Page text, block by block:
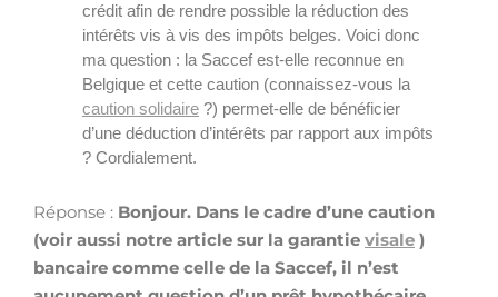
crédit afin de rendre possible la réduction des
intérêts vis à vis des impôts belges. Voici donc
ma question : la Saccef est-elle reconnue en
Belgique et cette caution (connaissez-vous la
caution solidaire ?) permet-elle de bénéficier
d’une déduction d’intérêts par rapport aux impôts
? Cordialement.
Réponse : Bonjour. Dans le cadre d’une caution
(voir aussi notre article sur la garantie visale )
bancaire comme celle de la Saccef, il n’est